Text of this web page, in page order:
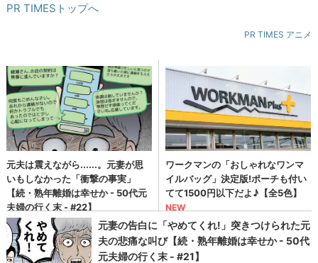
PR TIMESトップへ
PR TIMES アニメ